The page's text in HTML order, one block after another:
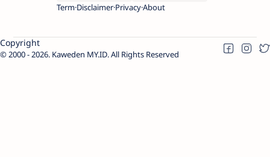
Term Disclaimer PrivacyAbout
Copyright
2000 -2026. Kaweden MY.ID. All Rights Reserved